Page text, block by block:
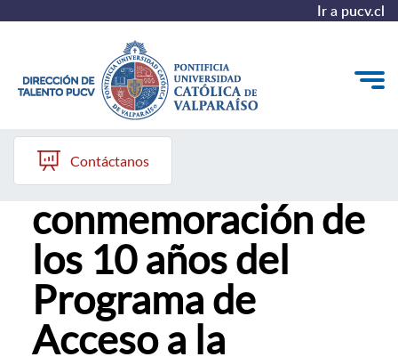
Ir a pucv.cl
Quiénes somos
Nuestros Programas
Investigación
Recursos
Contáctanos
PUCV presente en
conmemoración de
los 10 años del
Programa de
Acceso a la